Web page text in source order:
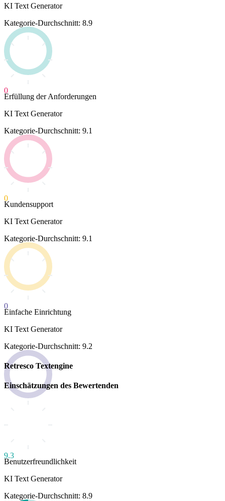
KI Text Generator
Kategorie-Durchschnitt: 8.9
0
Erfüllung der Anforderungen
KI Text Generator
Kategorie-Durchschnitt: 9.1
0
Kundensupport
KI Text Generator
Kategorie-Durchschnitt: 9.1
0
Einfache Einrichtung
KI Text Generator
Kategorie-Durchschnitt: 9.2
Retresco Textengine
Einschätzungen des Bewertenden
9.3
Benutzerfreundlichkeit
KI Text Generator
Kategorie-Durchschnitt: 8.9